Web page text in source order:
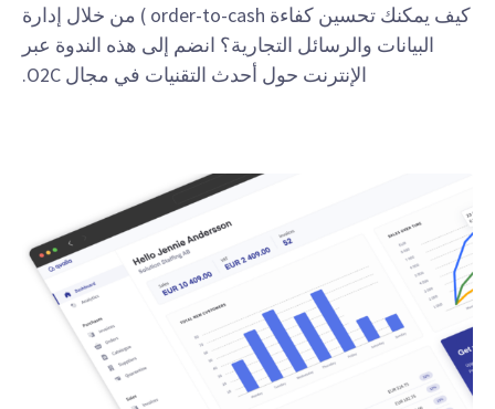
كيف يمكنك تحسين كفاءة order-to-cash ) من خلال إدارة
البيانات والرسائل التجارية؟ انضم إلى هذه الندوة عبر
الإنترنت حول أحدث التقنيات في مجال O2C.